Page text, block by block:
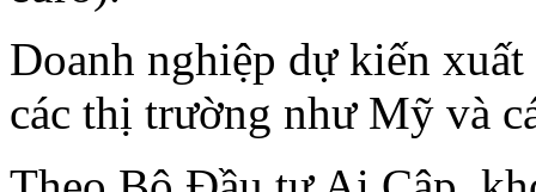
Doanh nghiệp dự kiến
các thị trường như Mỹ và